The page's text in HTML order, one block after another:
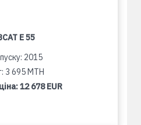
E 55
2015
3 695 MTH
12 678 EUR